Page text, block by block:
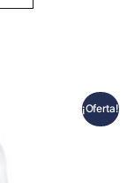
¡Oferta!